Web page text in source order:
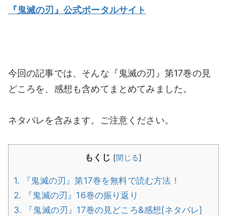
『鬼滅の刃』公式ポータルサイト
今回の記事では、そんな『鬼滅の刃』第17巻の見
どころを、感想も含めてまとめてみました。
ネタバレを含みます。ご注意ください。
もくじ [閉じる]
1. 『鬼滅の刃』第17巻を無料で読む方法！
2. 『鬼滅の刃』16巻の振り返り
3. 『鬼滅の刃』17巻の見どころ&感想[ネタバレ]